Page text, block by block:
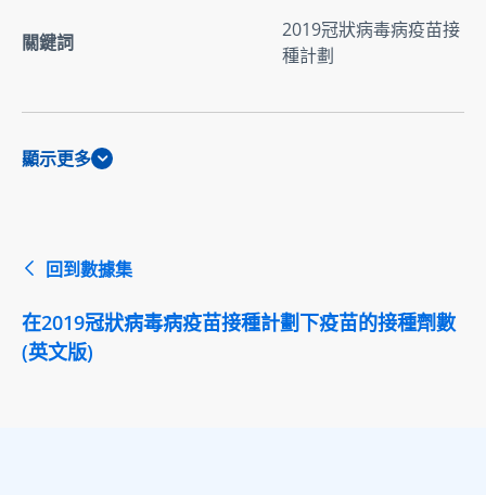
關鍵詞
2019冠狀病毒病疫苗接
種計劃
顯示更多
回到數據集
在2019冠狀病毒病疫苗接種計劃下疫苗的接種劑數
(英文版)